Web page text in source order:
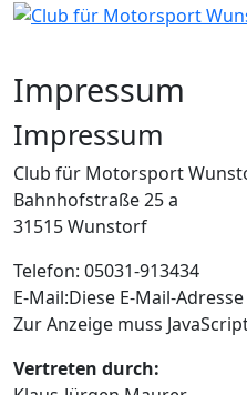
Impressum
Impressum
Club für Motorsport
Bahnhofstraße 25 a
31515 Wunstorf
Telefon: 05031-913434
E-Mail:Diese E-Mail-
Zur Anzeige muss
Vertreten durch: